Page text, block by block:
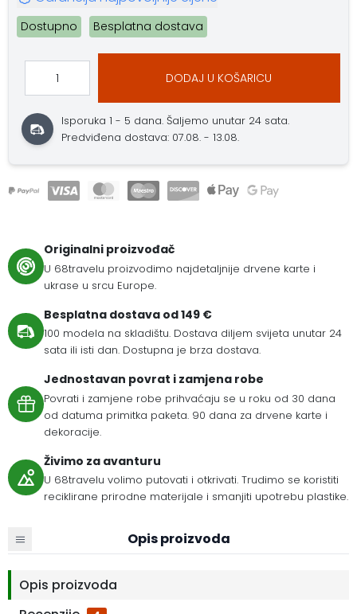
Dostupno Besplatna dostava
DODAJ U KOŠARICU
Isporuka 1 - 5 dana.Šaljemo unutar 24 sata.
Predviđena dostava: 07.08. - 13.08.
Originalni proizvođač
U 68travelu proizvodimo najdetaljnije drvene karte i
ukrase u srcu Europe.
Besplatna dostava od 149 €
100 modela na skladištu. Dostava diljem svijeta unutar 24
sata ili isti dan. Dostupna je brza dostava.
Jednostavan povrat i zamjena robe
Povrati i zamjene robe prihvaćaju se u roku od 30 dana
od datuma primitka paketa. 90 dana za drvene karte i
dekoracije.
Živimo za avanturu
U 68travelu volimo putovati i otkrivati. Trudimo se koristiti
reciklirane prirodne materijale i smanjiti upotrebu plastike.
Opis proizvoda
Opis proizvoda